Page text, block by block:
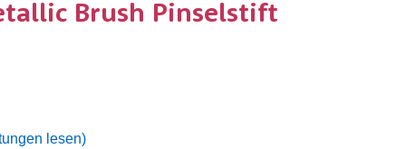
Brush Pinselstift
lesen)